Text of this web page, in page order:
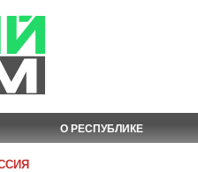
О РЕСПУБЛИКЕ